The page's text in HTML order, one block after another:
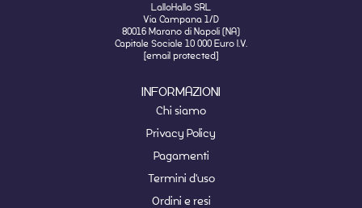
LalloHallo SRL
Via Campana 1/D
80016 Marano di Napoli (NA)
Capitale Sociale 10 000 Euro I.V.
[email protected]
INFORMAZIONI
Chi siamo
Privacy Policy
Pagamenti
Termini d'uso
Ordini e resi